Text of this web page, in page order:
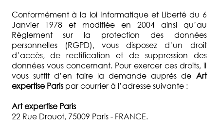
Conformément à la loi Informatique et Liberté du 6
Janvier 1978 et modifiée en 2004 ainsi qu’au
Règlement sur la protection des données
personnelles (RGPD), vous disposez d’un droit
d’accès, de rectification et de suppression des
données vous concernant. Pour exercer ces droits, il
vous suffit d’en faire la demande auprès de Art
expertise Parispar courrier à l’adresse suivante :
Art expertise Paris
22 Rue Drouot, 75009 Paris - FRANCE.